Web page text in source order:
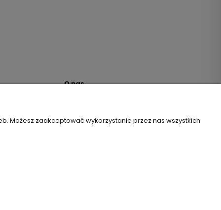
B2B
O nas
Możesz zaakceptować wykorzystanie przez nas wszystkich